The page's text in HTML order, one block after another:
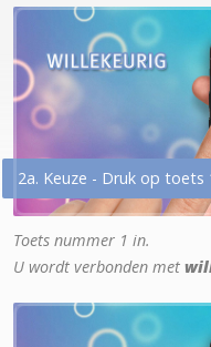
2a. Keuze - Druk op toets
Toets nummer 1 in.
U wordt verbonden met